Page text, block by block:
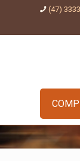
(47)